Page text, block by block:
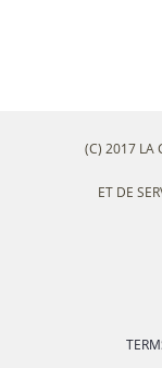
(C) 2017 LA
ET DE